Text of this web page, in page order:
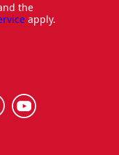
the
apply.